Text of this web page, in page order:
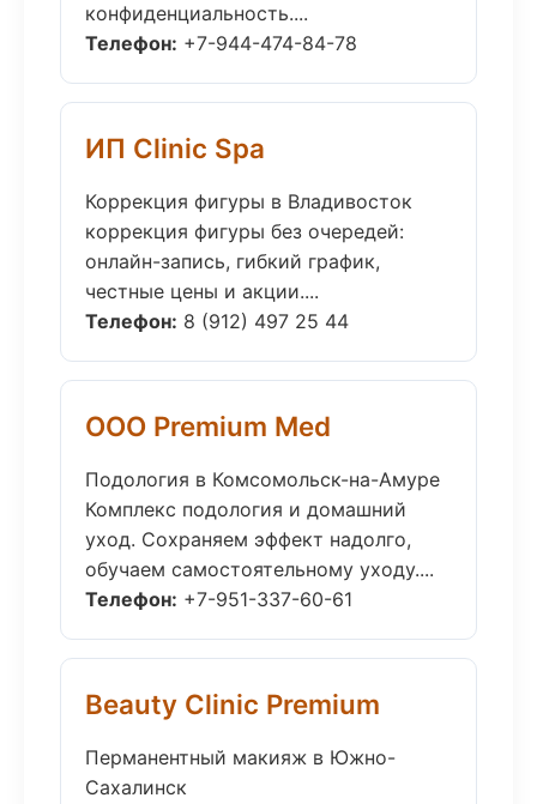
конфиденциальность....
Телефон: +7-944-474-84-78
ИП Clinic Spa
Коррекция фигуры в Владивосток
коррекция фигуры без очередей:
онлайн-запись, гибкий график,
честные цены и акции....
Телефон: 8 (912) 497 25 44
ООО Premium Med
Подология в Комсомольск-на-Амуре
Комплекс подология и домашний
уход. Сохраняем эффект надолго,
обучаем самостоятельному уходу....
Телефон: +7-951-337-60-61
Beauty Clinic Premium
Перманентный макияж в Южно-
Сахалинск